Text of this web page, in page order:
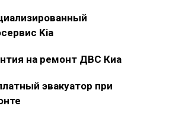
Kia
на ремонт ДВС Киа
эвакуатор при